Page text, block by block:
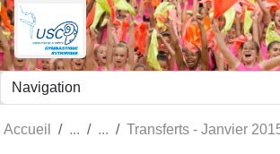
Accueil Transferts - Janvier
Panneau de gestion des cookies